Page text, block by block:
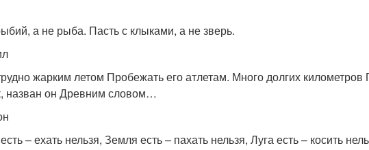
а не рыба. Пасть с клыками, а не зверь.
жарким летом Пробежать его атлетам. Много долгих километров
назван он Древним словом…
– ехать нельзя, Земля есть – пахать нельзя, Луга есть – косить